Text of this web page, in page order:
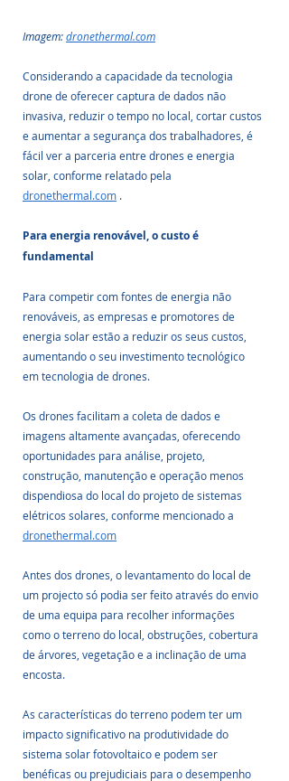
Imagem: dronethermal.com
Considerando a capacidade da tecnologia
drone de oferecer captura de dados não
invasiva, reduzir o tempo no local, cortar custos
e aumentar a segurança dos trabalhadores, é
fácil ver a parceria entre drones e energia
solar, conforme relatado pela
dronethermal.com .
Para energia renovável, o custo é
fundamental
Para competir com fontes de energia não
renováveis, as empresas e promotores de
energia solar estão a reduzir os seus custos,
aumentando o seu investimento tecnológico
em tecnologia de drones.
Os drones facilitam a coleta de dados e
imagens altamente avançadas, oferecendo
oportunidades para análise, projeto,
construção, manutenção e operação menos
dispendiosa do local do projeto de sistemas
elétricos solares, conforme mencionado a
dronethermal.com
Antes dos drones, o levantamento do local de
um projecto só podia ser feito através do envio
de uma equipa para recolher informações
como o terreno do local, obstruções, cobertura
de árvores, vegetação e a inclinação de uma
encosta.
As características do terreno podem ter um
impacto significativo na produtividade do
sistema solar fotovoltaico e podem ser
benéficas ou prejudiciais para o desempenho